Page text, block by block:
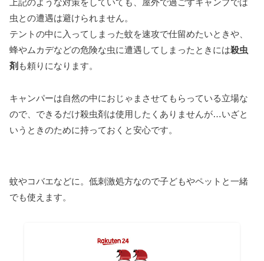
虫との遭遇は避けられません。
テントの中に入ってしまった蚊を速攻で仕留めたいときや、
蜂やムカデなどの危険な虫に遭遇してしまったときには殺虫
剤 も頼りになります。
キャンパーは自然の中におじゃまさせてもらっている立場な
ので、できるだけ殺虫剤は使用したくありませんが…いざと
いうときのために持っておくと安心です。
蚊やコバエなどに。低刺激処方なので子どもやペットと一緒
でも使えます。